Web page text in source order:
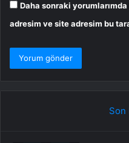
Daha sonraki
adresim ve site adresim bu
Son